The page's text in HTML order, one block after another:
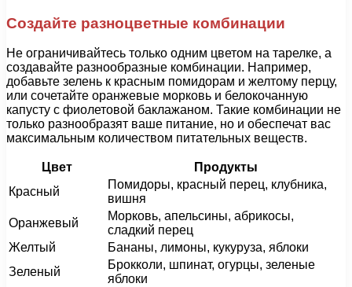
Создайте разноцветные комбинации
Не ограничивайтесь только одним цветом на тарелке, а
создавайте разнообразные комбинации. Например,
добавьте зелень к красным помидорам и желтому перцу,
или сочетайте оранжевые морковь и белокочанную
капусту с фиолетовой баклажаном. Такие комбинации не
только разнообразят ваше питание, но и обеспечат вас
максимальным количеством питательных веществ.
Цвет
Продукты
Красный
Помидоры, красный перец, клубника,
вишня
Оранжевый
Морковь, апельсины, абрикосы,
сладкий перец
Желтый
Бананы, лимоны, кукуруза, яблоки
Зеленый
Брокколи, шпинат, огурцы, зеленые
яблоки